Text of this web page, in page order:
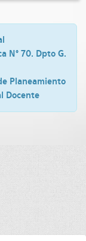
N° 70. Dpto G.
Planeamiento
Docente